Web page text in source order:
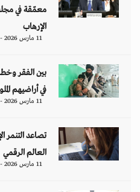
معمّقة في
الإرهاب
11 مارس 2026 - 09:30
بين الفقر
في أراضيهم
11 مارس 2026 - 11:19
تصاعد التنمر
العالم الرقمي
11 مارس 2026 - 13:44